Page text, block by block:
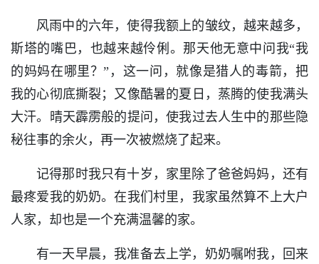
风雨中的六年，使得我额上的皱纹，越来越多，
斯塔的嘴巴，也越来越伶俐。那天他无意中问我“我
的妈妈在哪里？”，这一问，就像是猎人的毒箭，把
我的心彻底撕裂；又像酷暑的夏日，蒸腾的使我满头
大汗。晴天霹雳般的提问，使我过去人生中的那些隐
秘往事的余火，再一次被燃烧了起来。
记得那时我只有十岁，家里除了爸爸妈妈，还有
最疼爱我的奶奶。在我们村里，我家虽然算不上大户
人家，却也是一个充满温馨的家。
有一天早晨，我准备去上学，奶奶嘱咐我，回来